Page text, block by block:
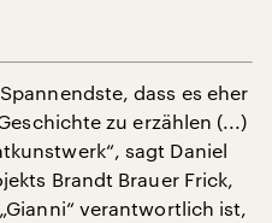
dass es eher
zu erzählen (...)
sagt Daniel
Brandt Brauer Frick,
verantwortlich ist,